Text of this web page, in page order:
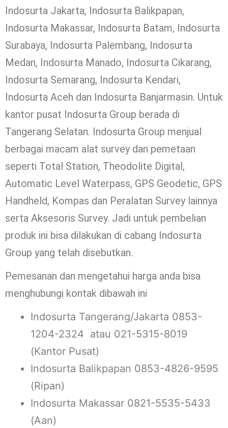
Indosurta Jakarta, Indosurta Balikpapan,
Indosurta Makassar, Indosurta Batam, Indosurta
Surabaya, Indosurta Palembang, Indosurta
Medan, Indosurta Manado, Indosurta Cikarang,
Indosurta Semarang, Indosurta Kendari,
Indosurta Aceh dan Indosurta Banjarmasin. Untuk
kantor pusat Indosurta Group berada di
Tangerang Selatan. Indosurta Group menjual
berbagai macam alat survey dan pemetaan
seperti Total Station, Theodolite Digital,
Automatic Level Waterpass, GPS Geodetic, GPS
Handheld, Kompas dan Peralatan Survey lainnya
serta Aksesoris Survey. Jadi untuk pembelian
produk ini bisa dilakukan di cabang Indosurta
Group yang telah disebutkan.
Pemesanan dan mengetahui harga anda bisa
menghubungi kontak dibawah ini
Indosurta Tangerang/Jakarta 0853-
1204-2324 atau 021-5315-8019
(Kantor Pusat)
Indosurta Balikpapan 0853-4826-9595
(Ripan)
Indosurta Makassar 0821-5535-5433
(Aan)